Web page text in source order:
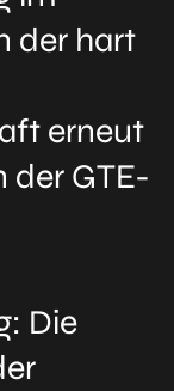
der hart
erneut
der GTE-
Die